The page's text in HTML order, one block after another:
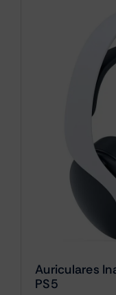
Auriculares
PS5